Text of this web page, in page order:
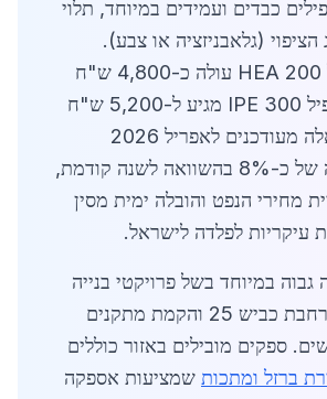
כבדים ועמידים במיוחד, תלוי
הציפוי (גלאבניזציה או צבע).
לדוגמה, פרופיל HEA 200 עולה כ-4,800 ש"ח
לטון, בעוד פרופיל IPE 300 מגיע ל-5,200 ש"ח
לטון. מחירים אלה מעודכנים לאפריל 2026
ומשקפים עלייה של כ-8% בהשוואה לשנה קודמת,
מחירי הנפט והובלה ימית מסין
עיקריות לפלדה לישראל.
גבוה במיוחד בשל פרויקטי בנייה
ציבוריים כמו הרחבת כביש 25 והקמת מתקנים
ספקים מובילים באזור כוללים
ברזל ומתכות שמציעות אספקה